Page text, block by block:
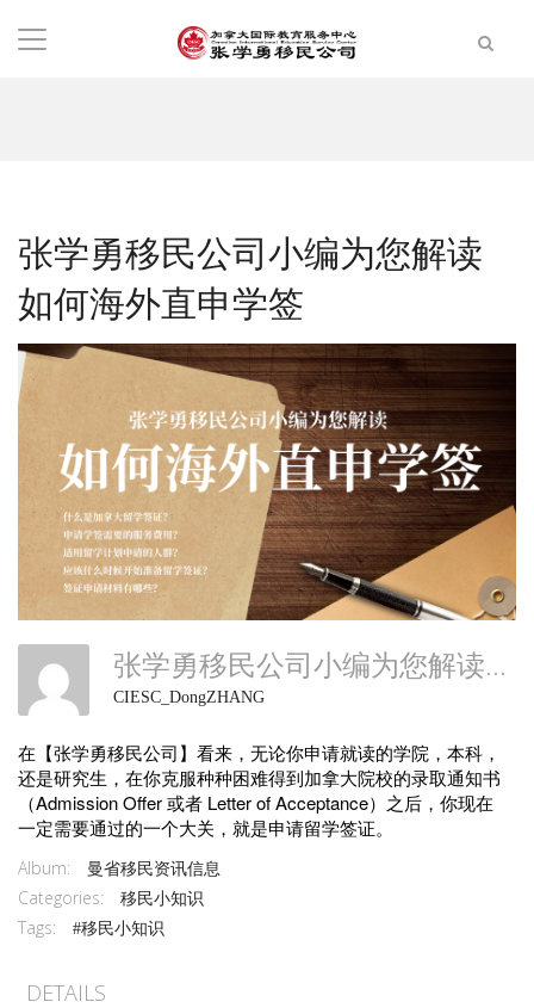
张学勇移民公司小编为您解读
如何海外直申学签
张学勇移民公司小编为您解读如何海外直申学签
CIESC_DongZHANG
在【张学勇移民公司】看来，无论你申请就读的学院，本科，
还是研究生，在你克服种种困难得到加拿大院校的录取通知书
（Admission Offer 或者 Letter of Acceptance）之后，你现在
一定需要通过的一个大关，就是申请留学签证。
Album: 曼省移民资讯信息
Categories: 移民小知识
Tags: #移民小知识
DETAILS